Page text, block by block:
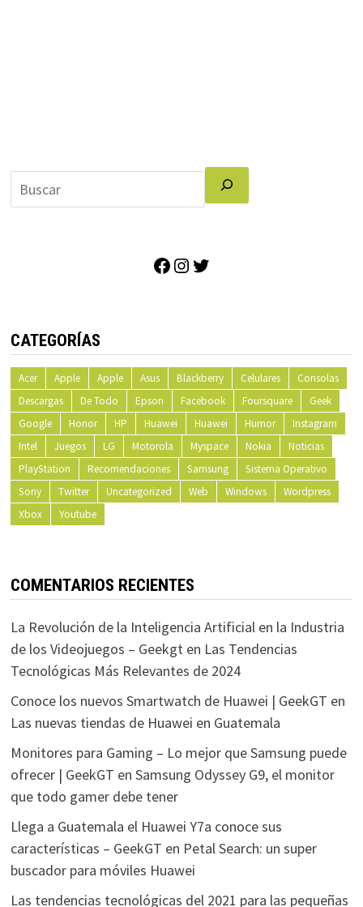
Facebook
Instagram
CATEGORÍAS
Acer Apple Apple Asus Blackberry Celulares
Consolas
Descargas
De Todo Epson Facebook Foursquare
Geek
Google
Honor HP Huawei Huawei Humor
Instagram
Intel
Juegos LG Motorola Myspace Nokia
Noticias
PlayStation
Recomendaciones Samsung
Sistema Operativo
Sony
Twitter Uncategorized Web Windows
Wordpress
Xbox
Youtube
COMENTARIOS RECIENTES
La Revolución de la Inteligencia Artificial en la Industria
de los Videojuegos – Geekgten Las Tendencias
Tecnológicas Más Relevantes de 2024
Conoce los nuevos Smartwatch de Huawei | GeekGT en
Las nuevas tiendas de Huawei en Guatemala
Monitores para Gaming – Lo mejor que Samsung puede
ofrecer | GeekGT en Samsung Odyssey G9, el monitor
que todo gamer debe tener
Llega a Guatemala el Huawei Y7a conoce sus
características – GeekGT en Petal Search: un super
buscador para móviles Huawei
Las tendencias tecnológicas del 2021 para las pequeñas